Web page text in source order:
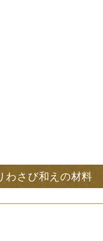
わさび和えの材料